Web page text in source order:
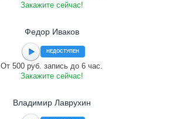
Закажите сейчас!
Федор Иваков
НЕДОСТУПЕН
От 500 руб. запись до 6 час.
Закажите сейчас!
Владимир Лаврухин